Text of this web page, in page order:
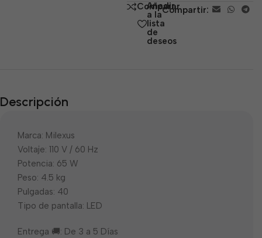
5 Comparar
Añadir
a la
lista
de
deseos
Compartir:
Descripción
Marca: Milexus
Voltaje: 110 V / 60 Hz
Potencia: 65 W
Peso: 4.5 kg
Pulgadas: 40
Tipo de pantalla: LED
Entrega 🚚: De 3 a 5 Días